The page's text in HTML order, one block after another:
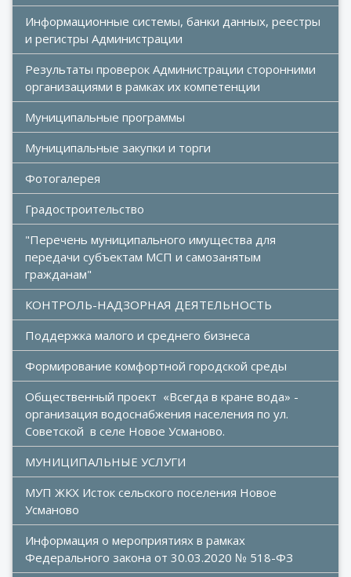
Информационные системы, банки данных, реестры
и регистры Администрации
Результаты проверок Администрации сторонними
организациями в рамках их компетенции
Муниципальные программы
Муниципальные закупки и торги
Фотогалерея
Градостроительство
"Перечень муниципального имущества для
передачи субъектам МСП и самозанятым
гражданам"
КОНТРОЛЬ-НАДЗОРНАЯ ДЕЯТЕЛЬНОСТЬ
Поддержка малого и среднего бизнеса
Формирование комфортной городской среды
Общественный проект  «Всегда в кране вода» -
организация водоснабжения населения по ул.
Советской  в селе Новое Усманово.
МУНИЦИПАЛЬНЫЕ УСЛУГИ
МУП ЖКХ Исток сельского поселения Новое
Усманово
Информация о мероприятиях в рамках
Федерального закона от 30.03.2020 № 518-ФЗ